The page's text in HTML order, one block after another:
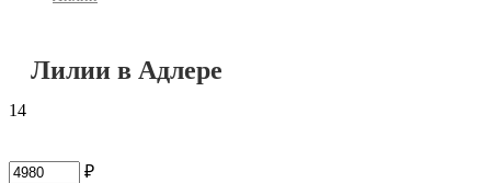
Лилии в Адлере
14
₽